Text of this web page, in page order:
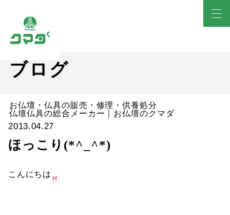
ブログ
お仏壇・仏具の販売・修理・供養処分
仏壇仏具の総合メーカー｜お仏壇のクマダ
2013.04.27
ほっこり(*^_^*)
こんにちは